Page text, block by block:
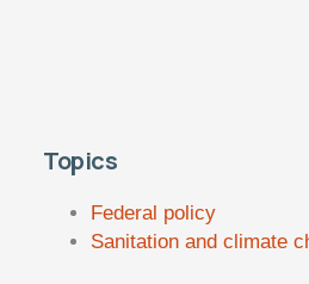
Topics
Federal policy
Sanitation and climate